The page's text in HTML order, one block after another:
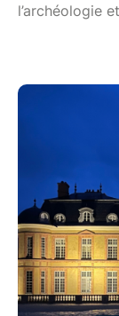
l’archéologie